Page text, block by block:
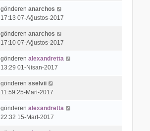
gönderen anarchos
17:13 07-Ağustos-2017
gönderen anarchos
17:10 07-Ağustos-2017
gönderen alexandretta
13:29 01-Nisan-2017
gönderen sselvii
11:59 25-Mart-2017
gönderen alexandretta
22:32 15-Mart-2017